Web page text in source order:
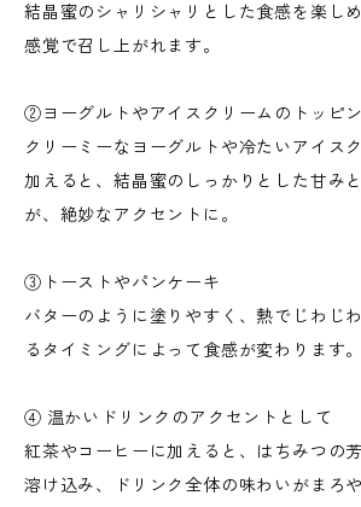
結晶蜜のシャリシャリとした食感を楽し
感覚で召し上がれます。
②ヨーグルトやアイスクリームのトッピ
クリーミーなヨーグルトや冷たいアイス
加えると、結晶蜜のしっかりとした甘み
が、絶妙なアクセントに。
③トーストやパンケーキ
バターのように塗りやすく、熱でじわじ
るタイミングによって食感が変わります。
④ 温かいドリンクのアクセントとして
紅茶やコーヒーに加えると、はちみつの
溶け込み、ドリンク全体の味わいがまろ